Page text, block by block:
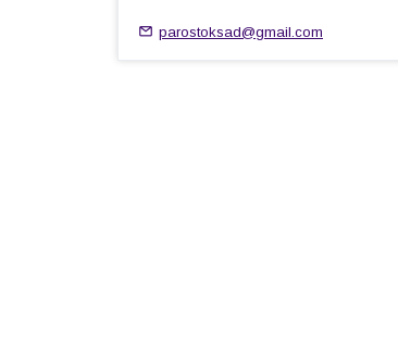
parostoksad@gmail.com